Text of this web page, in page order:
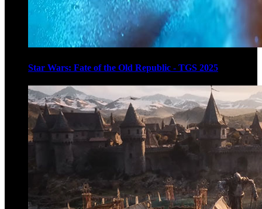
Star Wars: Fate of the Old Republic - TGS 2025